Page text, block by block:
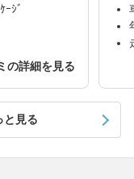
ｼﾞ
の詳細を見る
と見る